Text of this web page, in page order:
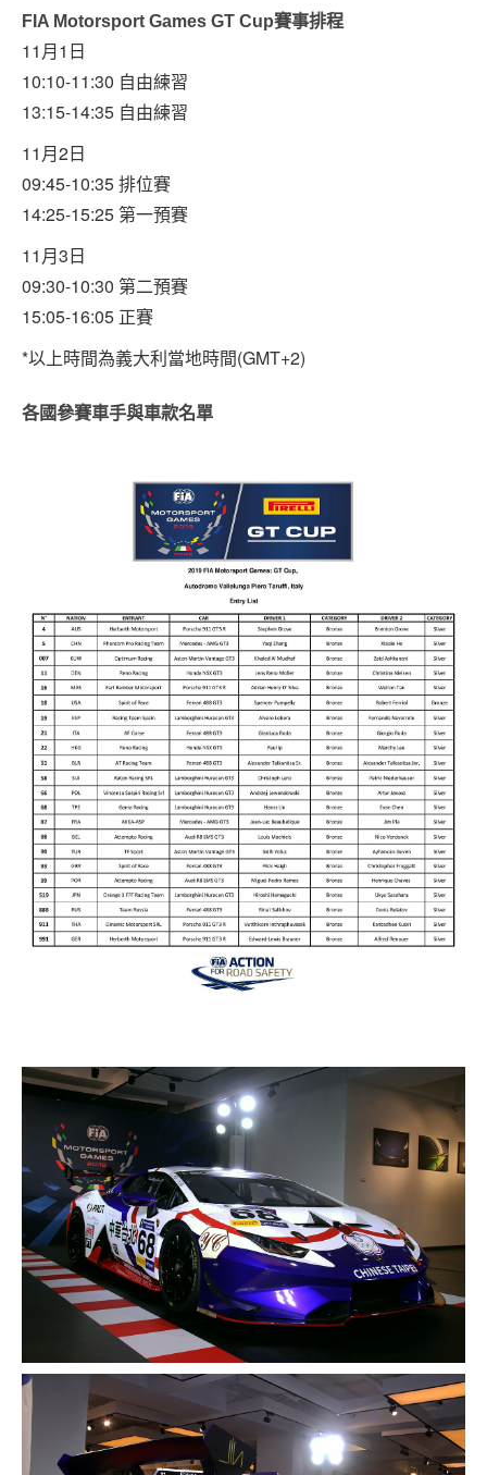
FIA Motorsport Games GT Cup賽事排程
11月1日
10:10-11:30 自由練習
13:15-14:35 自由練習
11月2日
09:45-10:35 排位賽
14:25-15:25 第一預賽
11月3日
09:30-10:30 第二預賽
15:05-16:05 正賽
*以上時間為義大利當地時間(GMT+2)
各國參賽車手與車款名單